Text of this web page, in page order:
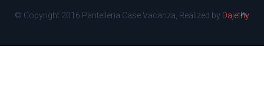
© Copyright 2016 Pantelleria Case Vacanza, Realized by Dajethy